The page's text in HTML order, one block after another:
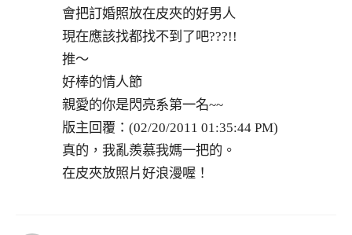
會把訂婚照放在皮夾的好男人
現在應該找都找不到了吧???!!
推～
好棒的情人節
親愛的你是閃亮系第一名~~
版主回覆：(02/20/2011 01:35:44 PM)
真的，我亂羨慕我媽一把的。
在皮夾放照片好浪漫喔！